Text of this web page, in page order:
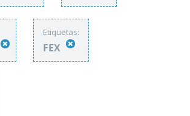
Etiquetas:
FEX